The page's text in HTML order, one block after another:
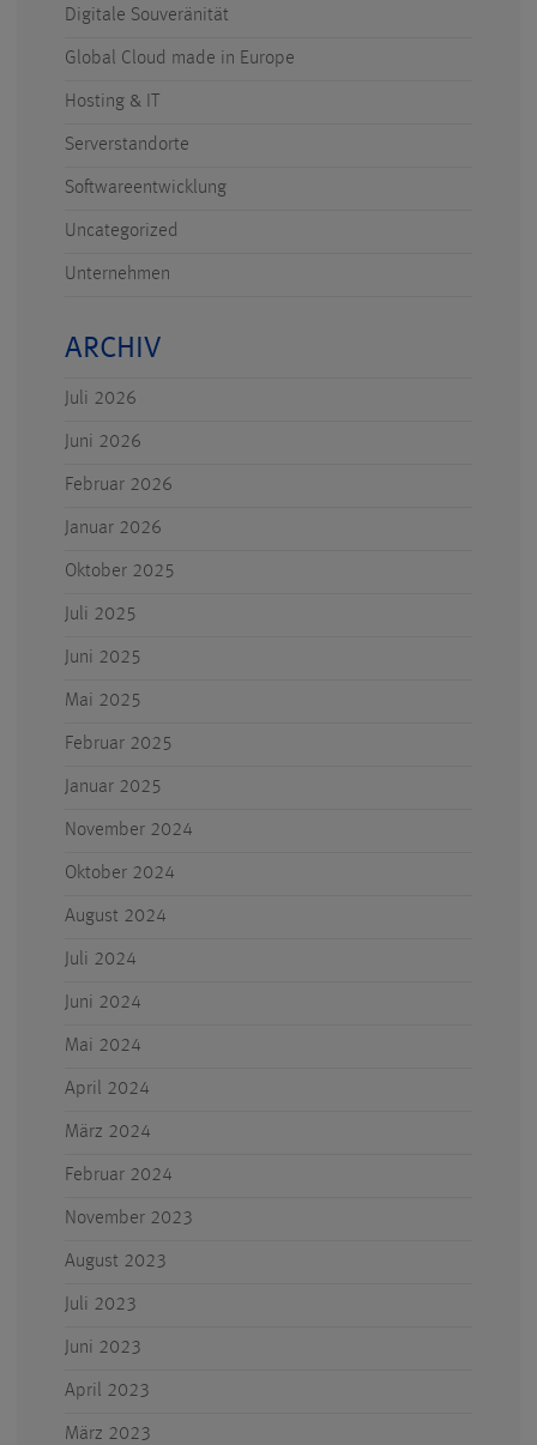
Digitale Souveränität
Global Cloud made in Europe
Hosting & IT
Serverstandorte
Softwareentwicklung
Uncategorized
Unternehmen
ARCHIV
Juli 2026
Juni 2026
Februar 2026
Januar 2026
Oktober 2025
Juli 2025
Juni 2025
Mai 2025
Februar 2025
Januar 2025
November 2024
Oktober 2024
August 2024
Juli 2024
Juni 2024
Mai 2024
April 2024
März 2024
Februar 2024
November 2023
August 2023
Juli 2023
Juni 2023
April 2023
März 2023